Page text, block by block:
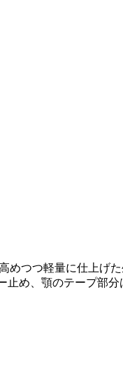
めつつ軽量に仕上げ
め、顎のテープ部